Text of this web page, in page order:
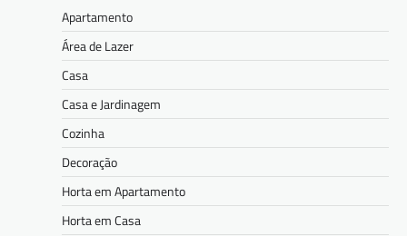
Apartamento
Área de Lazer
Casa
Casa e Jardinagem
Cozinha
Decoração
Horta em Apartamento
Horta em Casa